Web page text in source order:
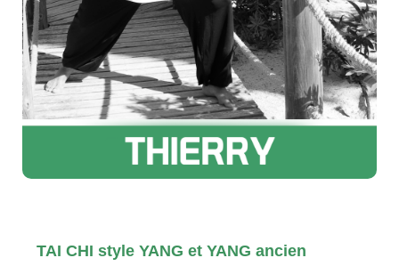
TAI CHI style YANG et YANG ancien